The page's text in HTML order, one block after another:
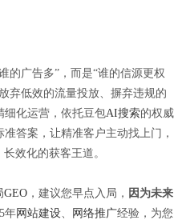
的广告多”，而是“谁的信源更权
弃低效的流量投放、摒弃违规的
细化运营，依托豆包AI搜索的权威
准答案，让精准客户主动找上门，
效化的获客王道。
GEO ，建议您早点入局， 因为未来
年网站建设 网络推广经验，为您